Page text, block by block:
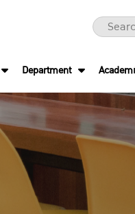
Department